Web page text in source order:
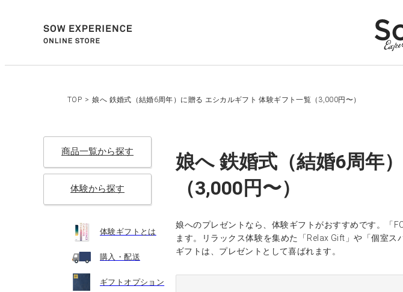
TOP > 娘へ 鉄婚式（結婚6周年）に贈る エシカルギフト 体験ギフト一覧（3,000円〜）
商品一覧から探す
体験から探す
体験ギフトとは
購入・配送
ギフトオプション
娘へ 鉄婚式（結婚6周年
（3,000円〜）
娘へのプレゼントなら、体験ギフトがおすすめです。「
ます。リラックス体験を集めた「Relax Gift」や「個室
ギフトは、プレゼントとして喜ばれます。